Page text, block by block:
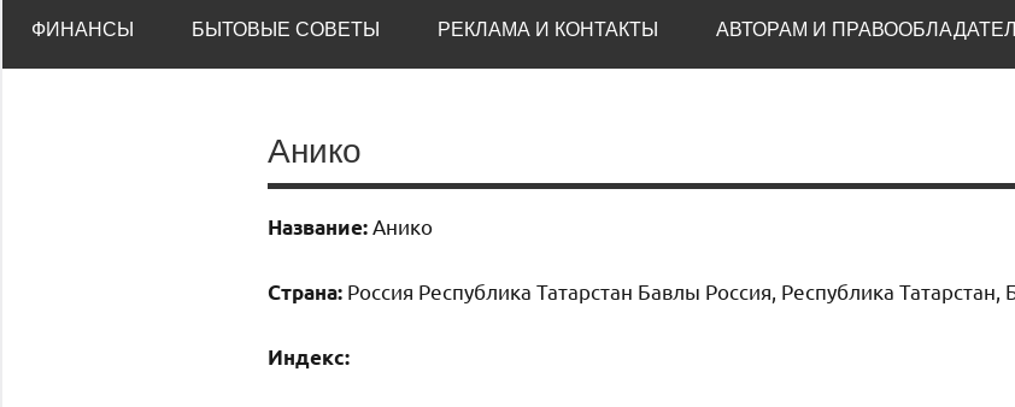
ФИНАНСЫ БЫТОВЫЕ СОВЕТЫ РЕКЛАМА И КОНТАКТЫ АВТОРАМ И
Анико
Название: Анико
Страна: Россия Республика Татарстан Бавлы Россия, Республика
Индекс: